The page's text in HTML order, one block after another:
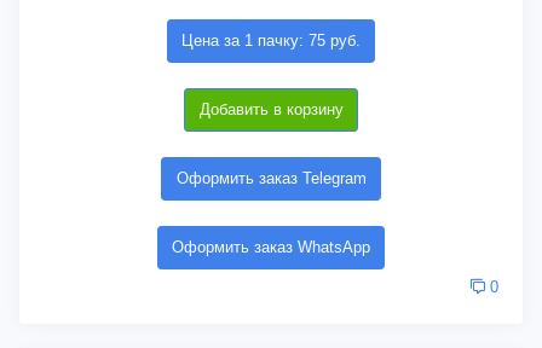
Цена за 1 пачку: 75 руб.
Добавить в корзину
Оформить заказ Telegram
Оформить заказ WhatsApp
0